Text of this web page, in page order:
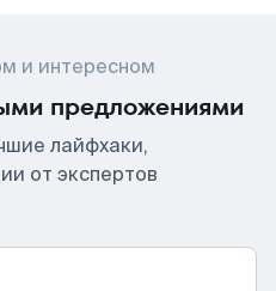
и интересном
предложениями
лайфхаки,
от экспертов